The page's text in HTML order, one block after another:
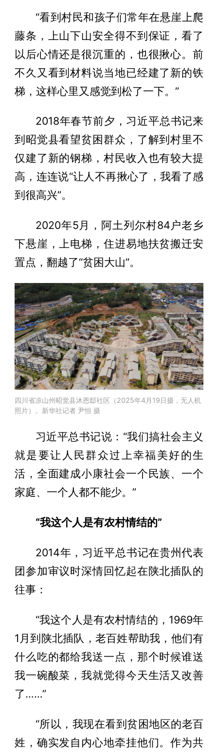
“看到村民和孩子们常年在悬崖上爬
藤条，上山下山安全得不到保证，看了
以后心情还是很沉重的，也很揪心。前
不久又看到材料说当地已经建了新的铁
梯，这样心里又感觉到松了一下。”
2018年春节前夕，习近平总书记来
到昭觉县看望贫困群众，了解到村里不
仅建了新的钢梯，村民收入也有较大提
高，连连说“让人不再揪心了，我看了感
到很高兴”。
2020年5月，阿土列尔村84户老乡
下悬崖，上电梯，住进易地扶贫搬迁安
置点，翻越了“贫困大山”。
四川省凉山州昭觉县沐恩邸社区（2025年4月19日摄，无人机
照片）。新华社记者 尹恒 摄
习近平总书记说：“我们搞社会主义
就是要让人民群众过上幸福美好的生
活，全面建成小康社会一个民族、一个
家庭、一个人都不能少。”
“我这个人是有农村情结的”
2014年，习近平总书记在贵州代表
团参加审议时深情回忆起在陕北插队的
往事：
“我这个人是有农村情结的，1969年
1月到陕北插队，老百姓帮助我，他们有
什么吃的都给我送一点，那个时候谁送
我一碗酸菜，我就觉得今天生活又改善
了……”
“所以，我现在看到贫困地区的老百
姓，确实发自内心地牵挂他们。作为共